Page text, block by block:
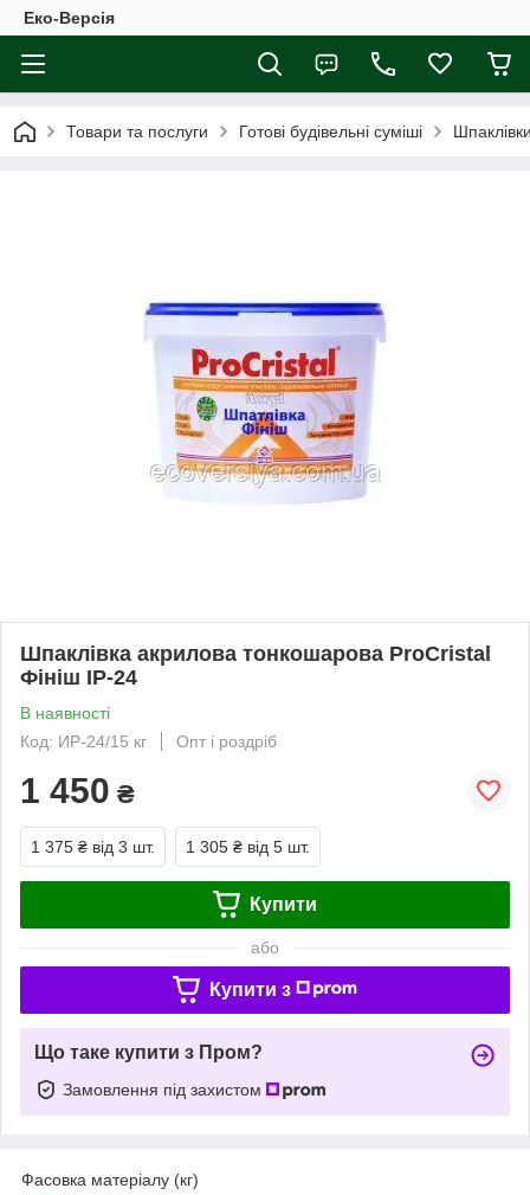
Еко-Версія
Товари та послуги Готові будівельні суміші
Шпаклівка акрилова тонкошарова ProCristal
Фініш ІР-24
В наявності
Код: ИР-24/15 кг
Опт і роздріб
1 450 ₴
1 375 ₴ від 3 шт. 1 305 ₴ від 5 шт.
Купити
або
Купити з
Що таке купити з Пром?
Замовлення під захистом
Фасовка матеріалу (кг)